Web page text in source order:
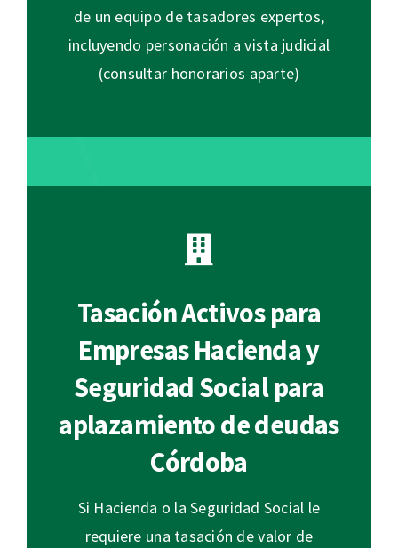
de un equipo de tasadores expertos,
incluyendo personación a vista judicial
(consultar honorarios aparte)
Tasación Activos para
Empresas Hacienda y
Seguridad Social para
aplazamiento de deudas
Córdoba
Si Hacienda o la Seguridad Social le
requiere una tasación de valor de